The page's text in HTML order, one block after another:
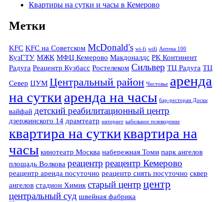
Квартиры на сутки и часы в Кемерово
Метки
KFC KFC на Советском McDonald's wi-fi wifi Аптека 100
КузГТУ МЖК МФЦ Кемерово Макдоналдс РК Континент
Радуга Реацентр Кузбасс Ростелеком Сильвер ТЦ Радуга ТЦ
Север ЦУМ Центральный район Чистовье аренда
на суткиаренда на часы бар-ресторан Доски
вайфай детский реабилитационный центр
дзержинского 14 драмтеатр интернет кабельное телевидение
квартира на суткиквартира на
часы кинотеатр Москва набережная Томи парк ангелов
площадь Волкова реацентр реацентр Кемерово
реацентр аренда посуточно реацентр снять посуточно сквер
ангелов стадион Химик старый центр центр
центральный суд швейная фабрика